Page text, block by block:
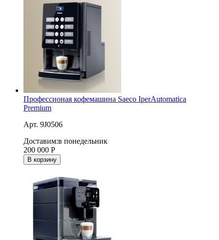
Профессионая кофемашина Saeco IperAutomatica
Premium
Арт. 9J0506
Доставим:в понедельник
200 000 Р
В корзину